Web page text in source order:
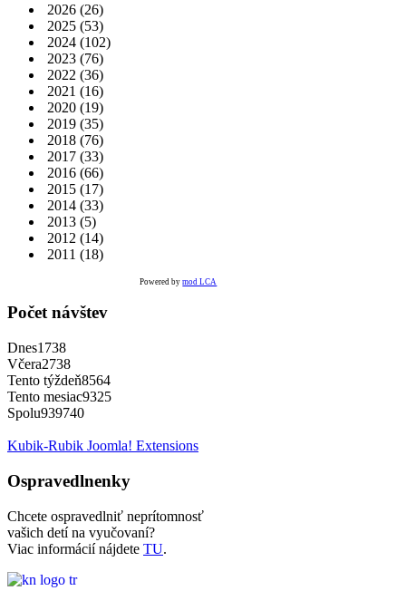
2026 (26)
2025 (53)
2024 (102)
2023 (76)
2022 (36)
2021 (16)
2020 (19)
2019 (35)
2018 (76)
2017 (33)
2016 (66)
2015 (17)
2014 (33)
2013 (5)
2012 (14)
2011 (18)
Powered bymod LCA
Počet návštev
Dnes1738
Včera2738
Tento týždeň8564
Tento mesiac9325
Spolu939740
Kubik-Rubik Joomla! Extensions
Ospravedlnenky
Chcete ospravedlniť neprítomnosť
vašich detí na vyučovaní?
Viac informácií nájdete TU.